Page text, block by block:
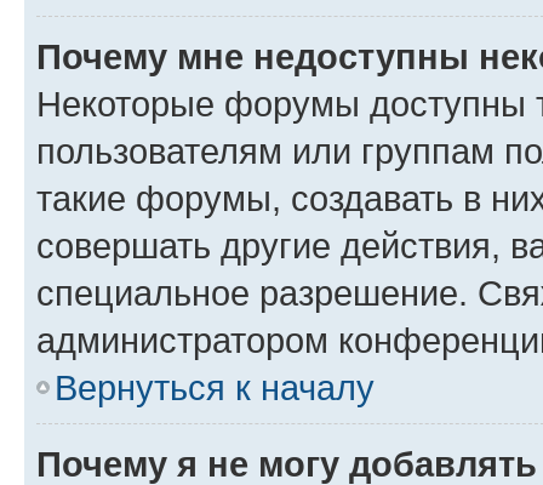
Почему мне недоступны
Некоторые форумы доступны
пользователям или группам
такие форумы, создавать в
совершать другие действия,
специальное разрешение.
администратором
Вернуться к началу
Почему я не могу